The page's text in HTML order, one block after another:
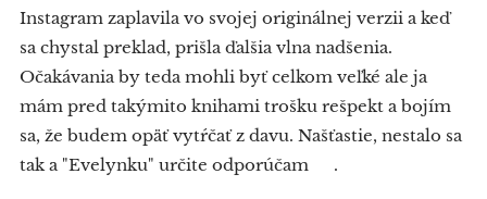
Instagram zaplavila vo svojej originálnej verzii a keď
sa chystal preklad, prišla ďalšia vlna nadšenia.
Očakávania by teda mohli byť celkom veľké ale ja
mám pred takýmito knihami trošku rešpekt a bojím
sa, že budem opäť vytŕčať z davu. Našťastie, nestalo sa
tak a "Evelynku" určite odporúčam 👍.